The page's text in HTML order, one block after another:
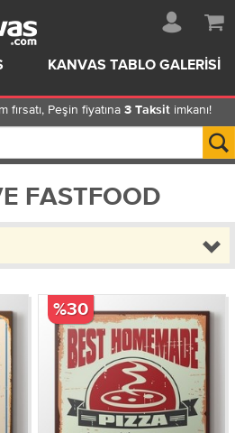
KANVAS TABLO GALERISI
fırsatı, Peşin fiyatına 3 Taksitimkanı!
FASTFOOD
%30